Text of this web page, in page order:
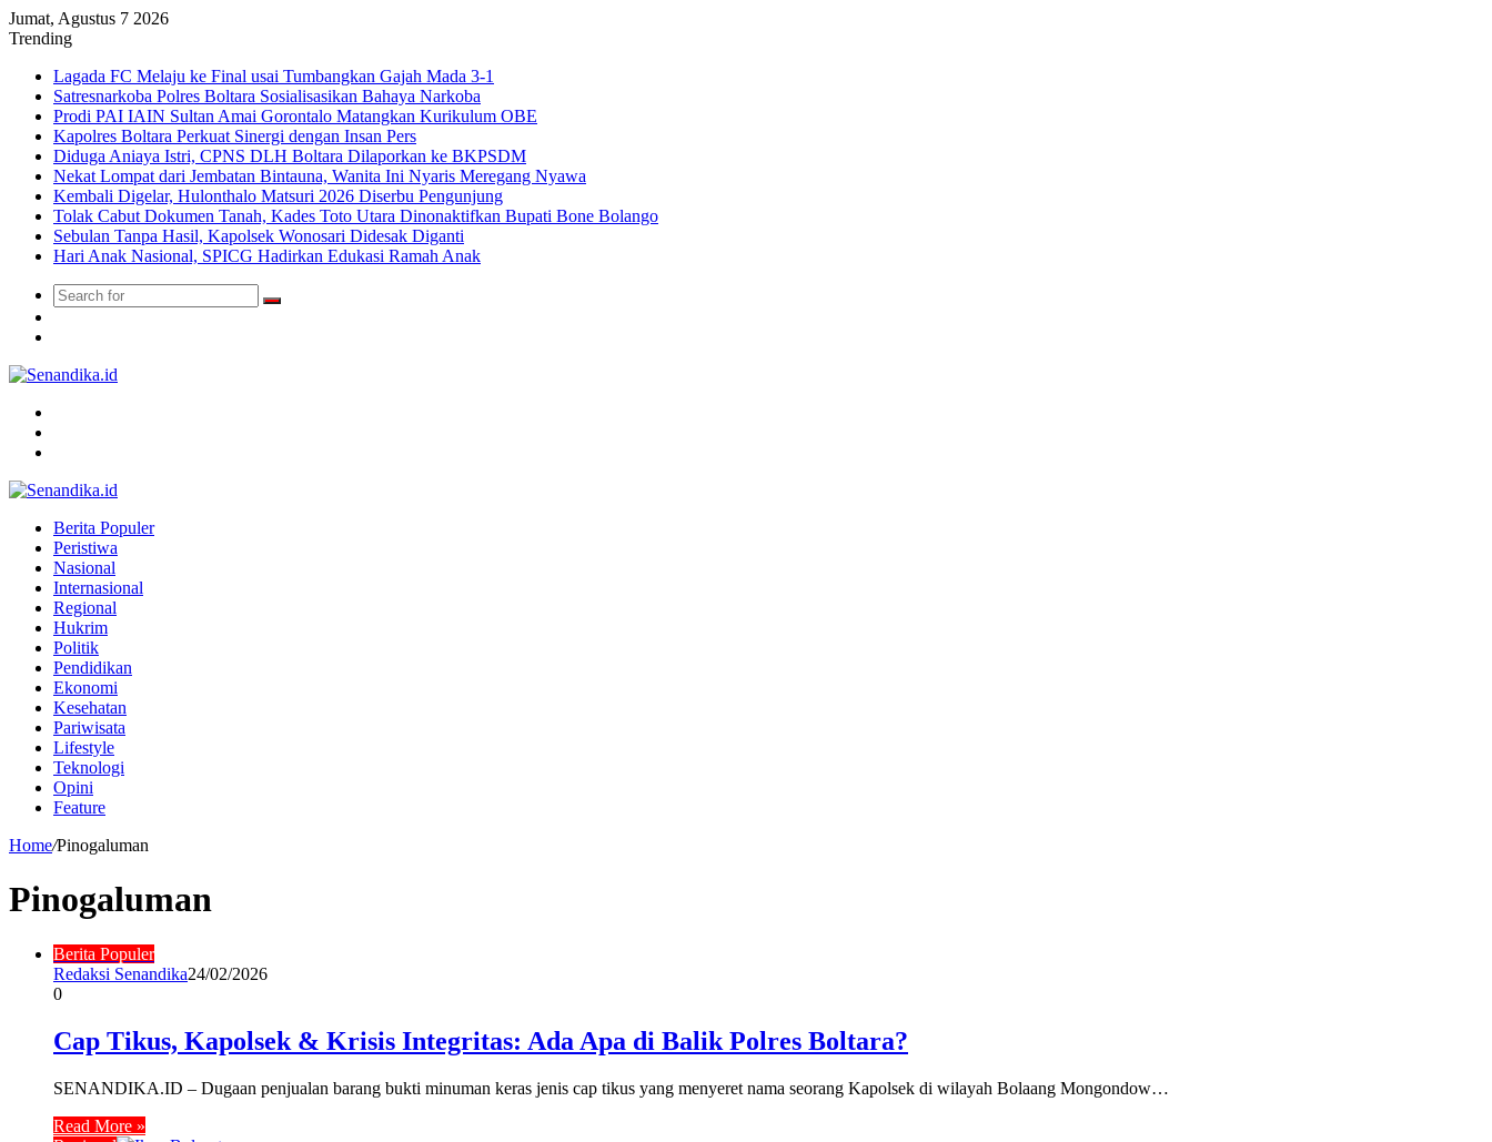
Jumat, Agustus 7 2026
Trending
Lagada FC Melaju ke Final usai Tumbangkan Gajah Mada 3-1
Satresnarkoba Polres Boltara Sosialisasikan Bahaya Narkoba
Prodi PAI IAIN Sultan Amai Gorontalo Matangkan Kurikulum OBE
Kapolres Boltara Perkuat Sinergi dengan Insan Pers
Diduga Aniaya Istri, CPNS DLH Boltara Dilaporkan ke BKPSDM
Nekat Lompat dari Jembatan Bintauna, Wanita Ini Nyaris Meregang Nyawa
Kembali Digelar, Hulonthalo Matsuri 2026 Diserbu Pengunjung
Tolak Cabut Dokumen Tanah, Kades Toto Utara Dinonaktifkan Bupati Bone Bolango
Sebulan Tanpa Hasil, Kapolsek Wonosari Didesak Diganti
Hari Anak Nasional, SPICG Hadirkan Edukasi Ramah Anak
Search
Berita Populer
Peristiwa
Nasional
Internasional
Regional
Hukrim
Politik
Pendidikan
Ekonomi
Kesehatan
Pariwisata
Lifestyle
Teknologi
Opini
Feature
Home/Pinogaluman
Pinogaluman
Berita Populer
Redaksi Senandika24/02/2026
0
Cap Tikus, Kapolsek & Krisis Integritas: Ada Apa di Balik Polres Boltara?
SENANDIKA.ID – Dugaan penjualan barang bukti minuman keras jenis cap tikus yang menyeret nama seorang Kapolsek di wilayah Bolaang Mongondow…
Read More »